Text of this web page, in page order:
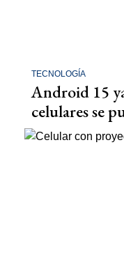
TECNOLOGÍA
Android 15
celulares se